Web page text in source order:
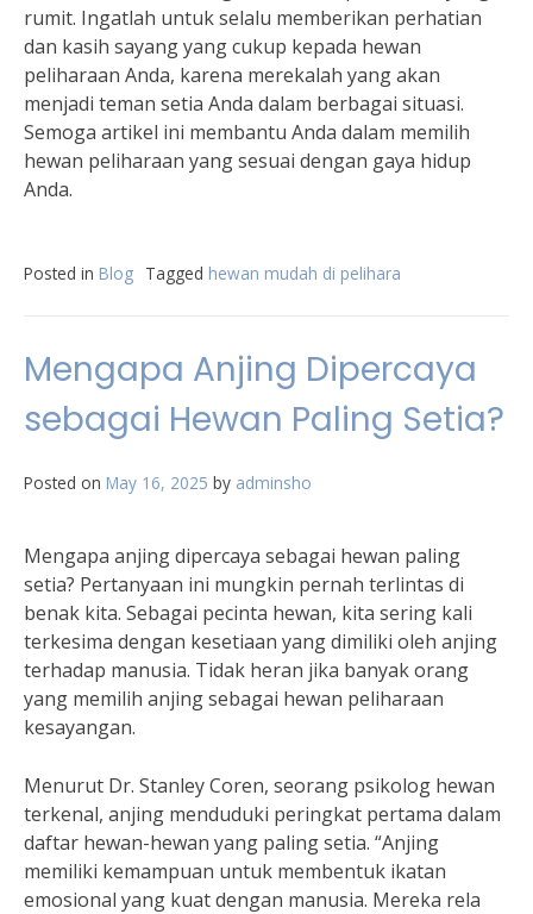
rumit. Ingatlah untuk selalu memberikan perhatian
dan kasih sayang yang cukup kepada hewan
peliharaan Anda, karena merekalah yang akan
menjadi teman setia Anda dalam berbagai situasi.
Semoga artikel ini membantu Anda dalam memilih
hewan peliharaan yang sesuai dengan gaya hidup
Anda.
Posted in Blog Tagged hewan mudah di pelihara
Mengapa Anjing Dipercaya
sebagai Hewan Paling Setia?
Posted on May 16, 2025 by adminsho
Mengapa anjing dipercaya sebagai hewan paling
setia? Pertanyaan ini mungkin pernah terlintas di
benak kita. Sebagai pecinta hewan, kita sering kali
terkesima dengan kesetiaan yang dimiliki oleh anjing
terhadap manusia. Tidak heran jika banyak orang
yang memilih anjing sebagai hewan peliharaan
kesayangan.
Menurut Dr. Stanley Coren, seorang psikolog hewan
terkenal, anjing menduduki peringkat pertama dalam
daftar hewan-hewan yang paling setia. “Anjing
memiliki kemampuan untuk membentuk ikatan
emosional yang kuat dengan manusia. Mereka rela